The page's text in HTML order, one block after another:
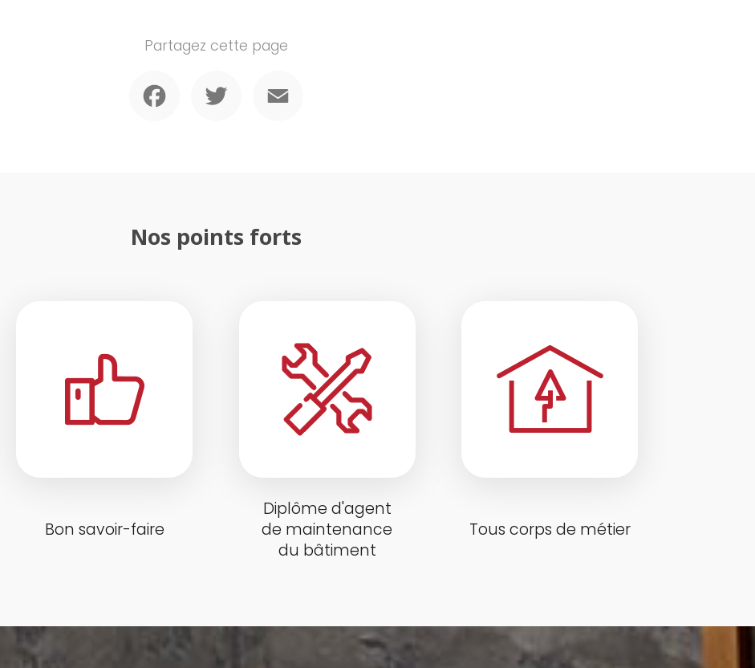
Partagez cette page
Nos points forts
Bon savoir-faire
Diplôme d'agent
de maintenance
du bâtiment
Tous corps de métier